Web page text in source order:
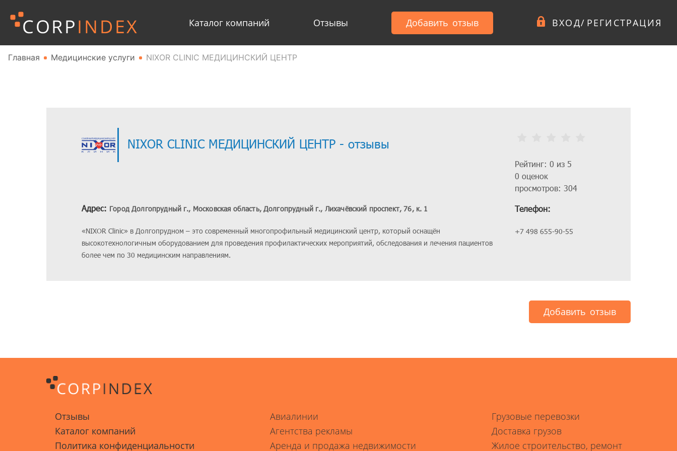
Каталог компаний Отзывы Добавить отзыв ВХОД/ РЕГИСТРАЦИЯ
Главная Медицинские услуги NIXOR CLINIC МЕДИЦИНСКИЙ ЦЕНТР
NIXOR CLINIC МЕДИЦИНСКИЙ ЦЕНТР - отзывы
Адрес: Город Долгопрудный г., Московская область, Долгопрудный г., Лихачёвский проспект, 76, к. 1
«NIXOR Clinic» в Долгопрудном – это современный многопрофильный медицинский центр, который оснащён
высокотехнологичным оборудованием для проведения профилактических мероприятий, обследования и лечения пациентов
более чем по 30 медицинским направлениям.
Рейтинг: 0 из 5
0 оценок
просмотров: 304
Телефон:
+7 498 655-90-55
Добавить отзыв
Отзывы
Каталог компаний
Политика конфиденциальности
Авиалинии
Агентства рекламы
Аренда и продажа недвижимости
Грузовые перевозки
Доставка грузов
Жилое строительство, ремонт